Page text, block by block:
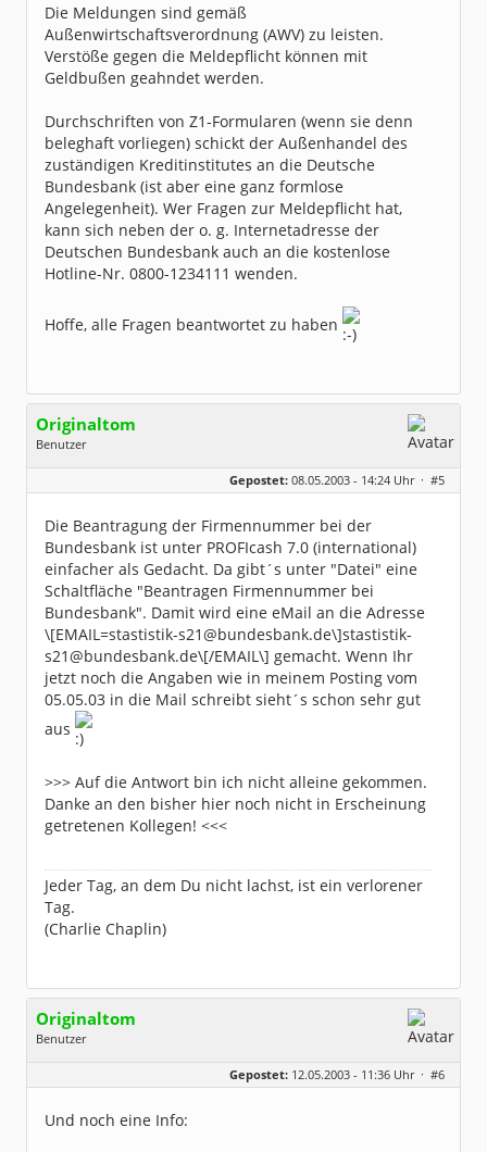
Die Meldungen sind gemäß
Außenwirtschaftsverordnung (AWV) zu leisten.
Verstöße gegen die Meldepflicht können mit
Geldbußen geahndet werden.
Durchschriften von Z1-Formularen (wenn sie denn
beleghaft vorliegen) schickt der Außenhandel des
zuständigen Kreditinstitutes an die Deutsche
Bundesbank (ist aber eine ganz formlose
Angelegenheit). Wer Fragen zur Meldepflicht hat,
kann sich neben der o. g. Internetadresse der
Deutschen Bundesbank auch an die kostenlose
Hotline-Nr. 0800-1234111 wenden.
Hoffe, alle Fragen beantwortet zu haben
Originaltom
Benutzer
Geschlecht:
keine Angabe
Beiträge:
217
Gepostet: 08.05.2003 - 14:24 Uhr · #5
Die Beantragung der Firmennummer bei der
Bundesbank ist unter PROFIcash 7.0 (international)
einfacher als Gedacht. Da gibt´s unter "Datei" eine
Schaltfläche "Beantragen Firmennummer bei
Bundesbank". Damit wird eine eMail an die Adresse
\[EMAIL=stastistik-s21@bundesbank.de\]stastistik-
s21@bundesbank.de\[/EMAIL\] gemacht. Wenn Ihr
jetzt noch die Angaben wie in meinem Posting vom
05.05.03 in die Mail schreibt sieht´s schon sehr gut
aus
>>> Auf die Antwort bin ich nicht alleine gekommen.
Danke an den bisher hier noch nicht in Erscheinung
getretenen Kollegen! <<<
Jeder Tag, an dem Du nicht lachst, ist ein verlorener
Tag.
(Charlie Chaplin)
Originaltom
Benutzer
Beiträge:
217
Gepostet: 12.05.2003 - 11:36 Uhr · #6
Und noch eine Info: